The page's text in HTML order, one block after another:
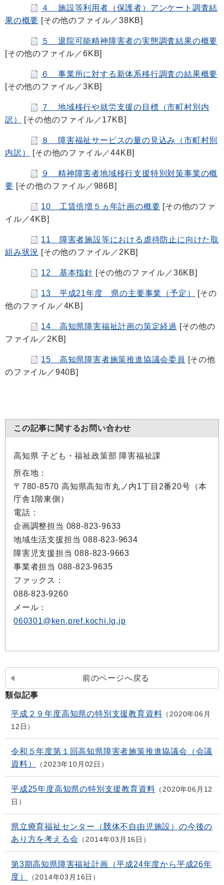
４ 施設等利用者（保護者）アンケート調査結
果の概要 [その他のファイル／38KB]
５ 退院可能精神障害者の実態調査結果の概要
[その他のファイル／6KB]
６ 事業所に対する新体系移行調査の結果概要
[その他のファイル／3KB]
７ 地域移行や就労支援の目標（市町村別内
訳）
[その他のファイル／17KB]
８ 障害福祉サービスの量の見込み（市町村別
内訳）
[その他のファイル／44KB]
９ 精神障害者地域移行支援特別対策事業の概
要 [その他のファイル／986B]
10 工賃倍増５ヵ年計画の概要 [その他のファ
イル／4KB]
11 障害者施設等における虐待防止に向けた取
組み状況 [その他のファイル／2KB]
12 基本指針 [その他のファイル／36KB]
13 平成21年度 県の主要事業（予定）
[その
他のファイル／4KB]
14 高知県障害福祉計画の策定経過 [その他の
ファイル／2KB]
15 高知県障害者施策推進協議会委員 [その他
のファイル／940B]
この記事に関するお問い合わせ
高知県 子ども・福祉政策部 障害福祉課
所在地：
〒780-8570 高知県高知市丸ノ内1丁目2番20号（本
庁舎1階東側）
電話：
企画調整担当 088-823-9633
地域生活支援担当 088-823-9634
障害児支援担当 088-823-9663
事業者担当 088-823-9635
ファックス：
088-823-9260
メール：
060301@ken.pref.kochi.lg.jp
前のページへ戻る
類似記事
平成２９年度高知県の特別支援教育資料
2020年06月
12日
令和５年度第１回高知県障害者施策推進協議会（会議
資料）
2023年10月02日
平成25年度高知県の特別支援教育資料
2020年06月12
日
県立療育福祉センター（肢体不自由児施設）の今後の
あり方を考える会
2014年03月16日
第3期高知県障害福祉計画（平成24年度から平成26年
度）
2014年03月16日